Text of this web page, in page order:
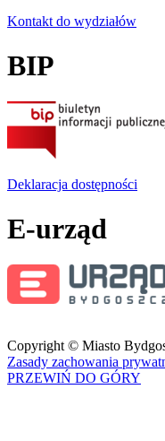
Kontakt do wydziałów
BIP
Deklaracja dostępności
E-urząd
Copyright © Miasto
Zasady zachowania
PRZEWIŃ DO GÓRY